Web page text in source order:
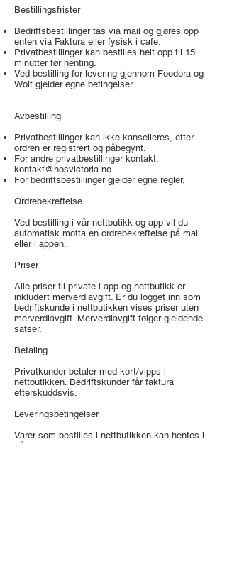
Bestillingsfrister
Bedriftsbestillinger tas via mail og gjøres opp
enten via Faktura eller fysisk i cafe.
Privatbestillinger kan bestilles helt opp til 15
minutter før henting.
Ved bestilling for levering gjennom Foodora og
Wolt gjelder egne betingelser.
Avbestilling
Privatbestillinger kan ikke kanselleres, etter
ordren er registrert og påbegynt.
For andre privatbestillinger kontakt;
kontakt@hosvictoria.no
For bedriftsbestillinger gjelder egne regler.
Ordrebekreftelse
Ved bestilling i vår nettbutikk og app vil du
automatisk motta en ordrebekreftelse på mail
eller i appen.
Priser
Alle priser til private i app og nettbutikk er
inkludert merverdiavgift. Er du logget inn som
bedriftskunde i nettbutikken vises priser uten
merverdiavgift. Merverdiavgift følger gjeldende
satser.
Betaling
Privatkunder betaler med kort/vipps i
nettbutikken. Bedriftskunder får faktura
etterskuddsvis.
Leveringsbetingelser
Varer som bestilles i nettbutikken kan hentes i
vår cafe/restaurant. Har du bestilt levering vil